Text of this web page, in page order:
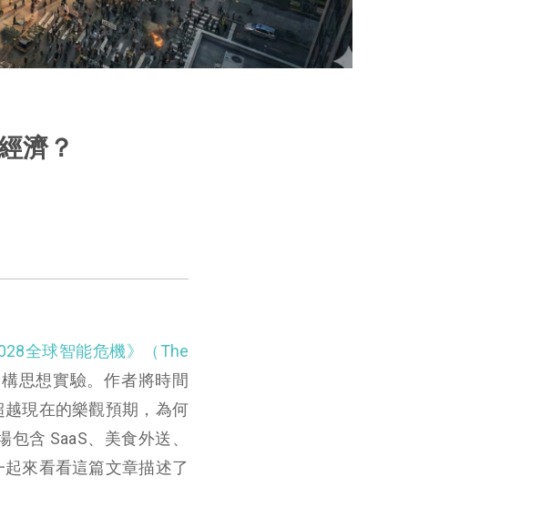
濟？
全球智能危機》（The
思想實驗。作者將時間
現在的樂觀預期，為何
含 SaaS、美食外送、
來看看這篇文章描述了